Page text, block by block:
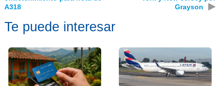
A318
Grayson
▶
Te puede interesar